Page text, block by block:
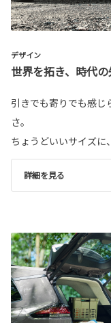
デザイン
世界を拓き、時代の
引きでも寄りでも感じ
さ。
ちょうどいいサイズに
詳細を見る